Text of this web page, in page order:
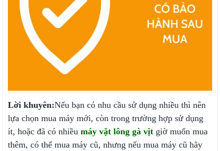
Lời khuyên:Nếu bạn có nhu cầu sử dụng nhiều thì nên
lựa chọn mua máy mới, còn trong trường hợp sử dụng
ít, hoặc đã có nhiều máy vặt lông gà vịt giờ muốn mua
thêm, có thể mua máy cũ, nhưng nếu mua máy cũ hãy